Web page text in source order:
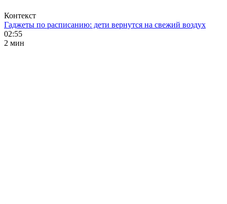
Контекст
Гаджеты по расписанию: дети вернутся на свежий воздух
02:55
2 мин